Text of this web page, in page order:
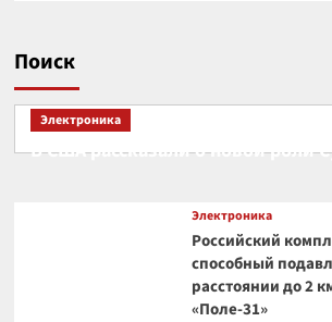
Поиск
Электроника
В США рассказали о новой роли
Электроника
Российский
способный
расстоянии до 2
«Поле-31»